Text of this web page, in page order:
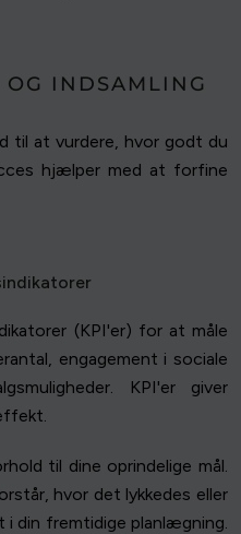
OG INDSAMLING
til at vurdere, hvor godt du
hjælper med at forfine
(KPI'er) for at måle
engagement i sociale
KPI'er giver
til dine oprindelige mål.
hvor det lykkedes eller
i din fremtidige planlægning.